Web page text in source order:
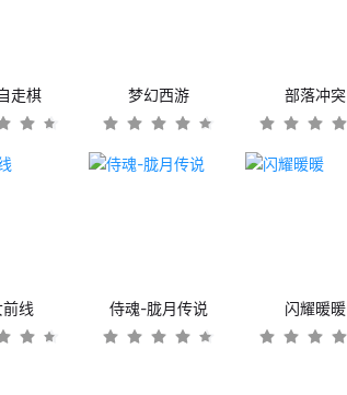
走棋 梦幻西游 部落冲突
线 侍魂-胧月传说 闪耀暖暖